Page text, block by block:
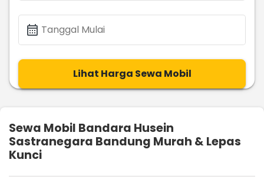
calendar_month Tanggal Mulai
Lihat Harga Sewa Mobil
Sewa Mobil Bandara Husein
Sastranegara Bandung Murah & Lepas
Kunci